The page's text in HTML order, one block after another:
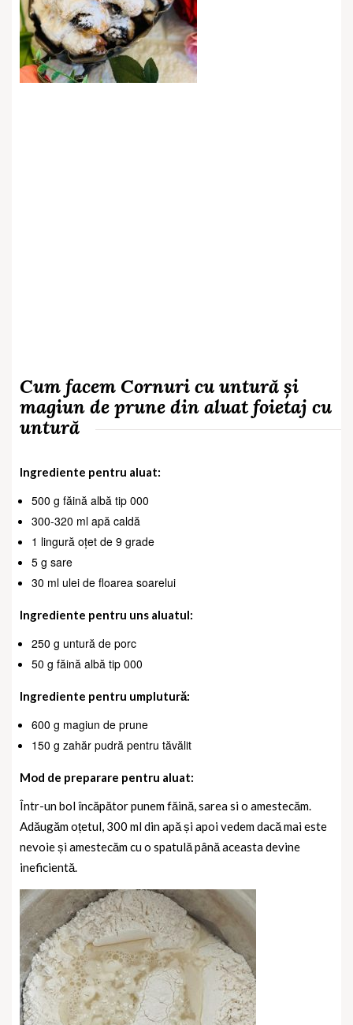
Cum facem Cornuri cu untură și
magiun de prune din aluat foietaj cu
untură
Ingrediente pentru aluat:
500 g făină albă tip 000
300-320 ml apă caldă
1 lingură oțet de 9 grade
5 g sare
30 ml ulei de floarea soarelui
Ingrediente pentru uns aluatul:
250 g untură de porc
50 g făină albă tip 000
Ingrediente pentru umplutură:
600 g magiun de prune
150 g zahăr pudră pentru tăvălit
Mod de preparare pentru aluat:
Într-un bol încăpător punem făină, sarea si o amestecăm.
Adăugăm oțetul, 300 ml din apă și apoi vedem dacă mai este
nevoie și amestecăm cu o spatulă până aceasta devine
ineficientă.